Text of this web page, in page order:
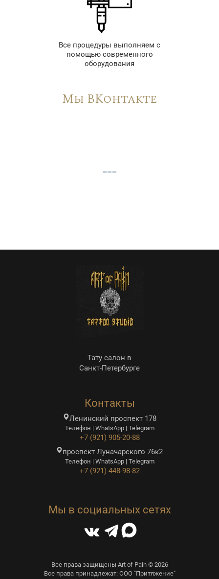
Все процедуры выполняем с
помощью современного
оборудования
Мы ВКонтакте
Тату салон в
Санкт-Петербурге
Контакты
Ленинский проспект 178
Телефон | WhatsApp | Telegram
+7 (921) 905-20-88
проспект Луначарского 76к2
Телефон | WhatsApp | Telegram
+7 (921) 448-98-82
Мы в социальных сетях
Все права защищены Art of Pain © 2026
Все права принадлежат: ООО "Притяжение"